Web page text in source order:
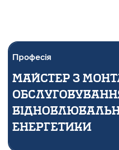
Майстер з
енергетики
Професія